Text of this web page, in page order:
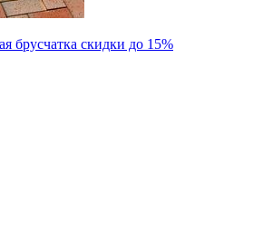
брусчатка скидки до 15%